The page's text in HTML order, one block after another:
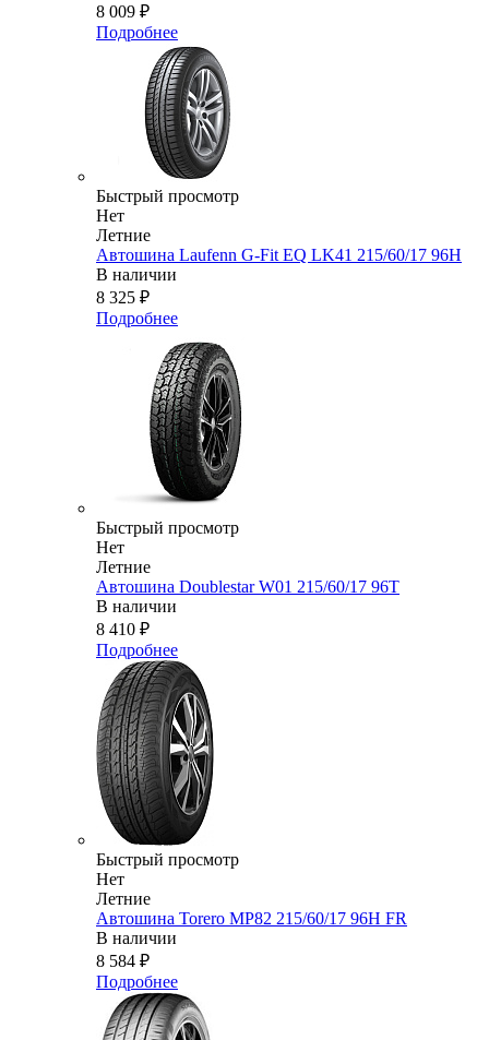
8 009 ₽
Подробнее
Быстрый просмотр
Нет
Летние
Автошина Laufenn G-Fit EQ LK41 215/60/17 96H
В наличии
8 325 ₽
Подробнее
Быстрый просмотр
Нет
Летние
Автошина Doublestar W01 215/60/17 96T
В наличии
8 410 ₽
Подробнее
Быстрый просмотр
Нет
Летние
Автошина Torero MP82 215/60/17 96H FR
В наличии
8 584 ₽
Подробнее